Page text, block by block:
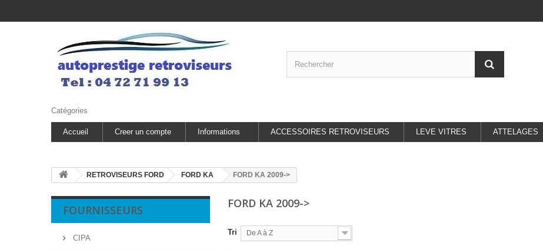
Catégories
Accueil Creer un compte Informations ACCESSOIRES RETROVISEURS LEVE VITRES ATTELAGES
RETROVISEURS FORD FORD KA FORD KA 2009->
FOURNISSEURS
CIPA
FORD KA 2009->
Tri De A à Z